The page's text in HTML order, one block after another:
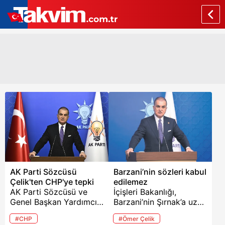
AK Parti Sözcüsü
Çelik'ten CHP'ye tepki
AK Parti Sözcüsü ve
Genel Başkan Yardımcısı
Ömer Çelik, CHP'li
milletvekilinin Leyla
#CHP
Barzani’nin sözleri kabul
edilemez
İçişleri Bakanlığı,
Barzani’nin Şırnak’a uzun
namlulu silahlı korumalar
eşliğinde gelmesiyle
#Ömer Çelik